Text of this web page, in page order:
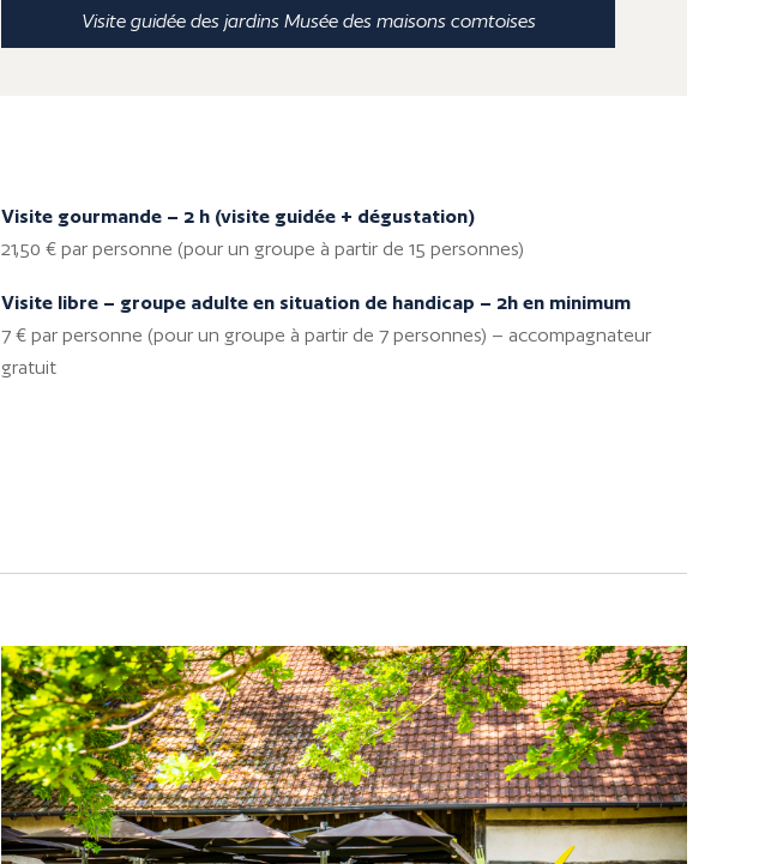
Visite guidée des jardins Musée des maisons comtoises
Visite gourmande – 2 h (visite guidée + dégustation)
21,50 € par personne (pour un groupe à partir de 15 personnes)
Visite libre – groupe adulte en situation de handicap – 2h en minimum
7 € par personne (pour un groupe à partir de 7 personnes) – accompagnateur
gratuit